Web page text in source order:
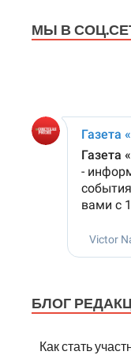
МЫ В
БЛОГ
Как стать